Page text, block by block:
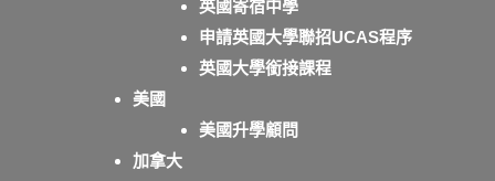
英國寄宿中學
申請英國大學聯招UCAS程序
英國大學銜接課程
美國
美國升學顧問
加拿大